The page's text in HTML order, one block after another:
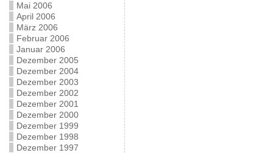
Mai 2006
April 2006
März 2006
Februar 2006
Januar 2006
Dezember 2005
Dezember 2004
Dezember 2003
Dezember 2002
Dezember 2001
Dezember 2000
Dezember 1999
Dezember 1998
Dezember 1997